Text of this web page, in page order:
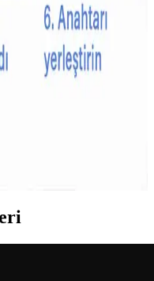
emzik zinciri seçimi
kullanım kolaylığı gibi
kalitesini artıracak ürünler